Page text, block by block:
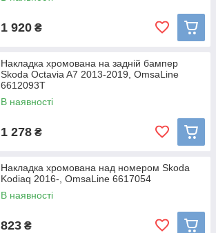
1 920 ₴
Накладка хромована на задній бампер
Skoda Octavia A7 2013-2019, OmsaLine
6612093T
В наявності
1 278 ₴
Накладка хромована над номером Skoda
Kodiaq 2016-, OmsaLine 6617054
В наявності
823 ₴